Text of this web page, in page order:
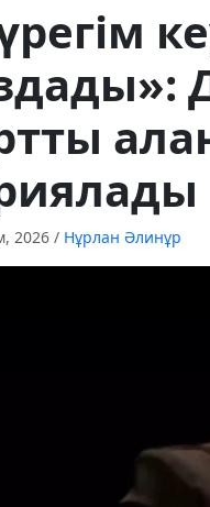
2026 / Нұрлан Әлинұр